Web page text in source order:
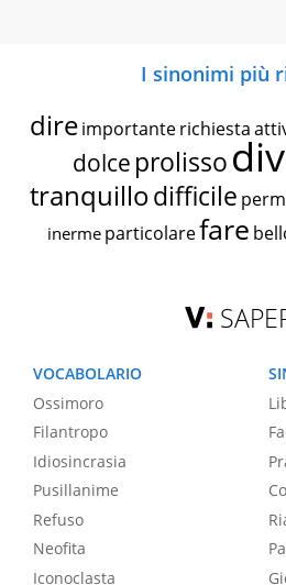
I sinonimi più
dire importante richiesta
dolce prolisso
tranquillodifficile
inerme particolarefare
VOCABOLARIO
Ossimoro
Filantropo
Idiosincrasia
Pusillanime
Refuso
Neofita
Iconoclasta